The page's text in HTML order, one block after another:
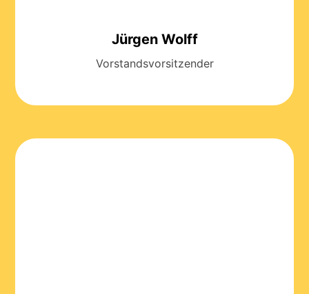
Jürgen Wolff
Vorstandsvorsitzender